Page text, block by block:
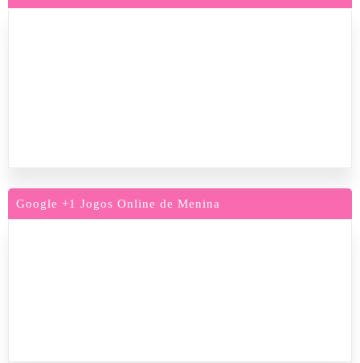
Google +1 Jogos Online de Menina